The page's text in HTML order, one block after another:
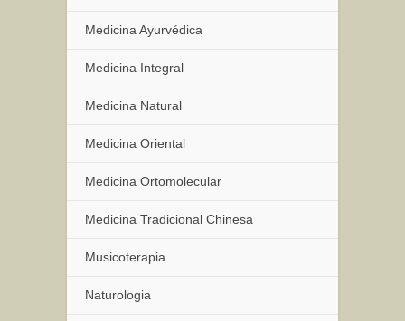
Medicina Ayurvédica
Medicina Integral
Medicina Natural
Medicina Oriental
Medicina Ortomolecular
Medicina Tradicional Chinesa
Musicoterapia
Naturologia